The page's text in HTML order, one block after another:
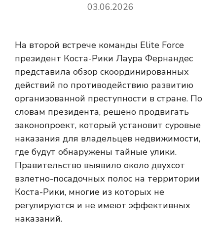
03.06.2026
На второй встрече команды Elite Force
президент Коста-Рики Лаура Фернандес
представила обзор скоординированных
действий по противодействию развитию
организованной преступности в стране. По
словам президента, решено продвигать
законопроект, который установит суровые
наказания для владельцев недвижимости,
где будут обнаружены тайные улики.
Правительство выявило около двухсот
взлетно-посадочных полос на территории
Коста-Рики, многие из которых не
регулируются и не имеют эффективных
наказаний.